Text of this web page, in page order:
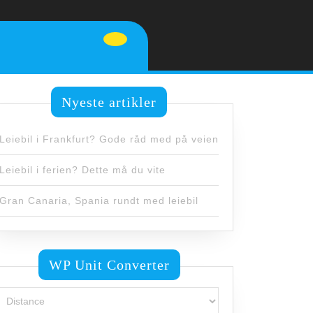
Nyeste artikler
Leiebil i Frankfurt? Gode råd med på veien
Leiebil i ferien? Dette må du vite
Gran Canaria, Spania rundt med leiebil
WP Unit Converter